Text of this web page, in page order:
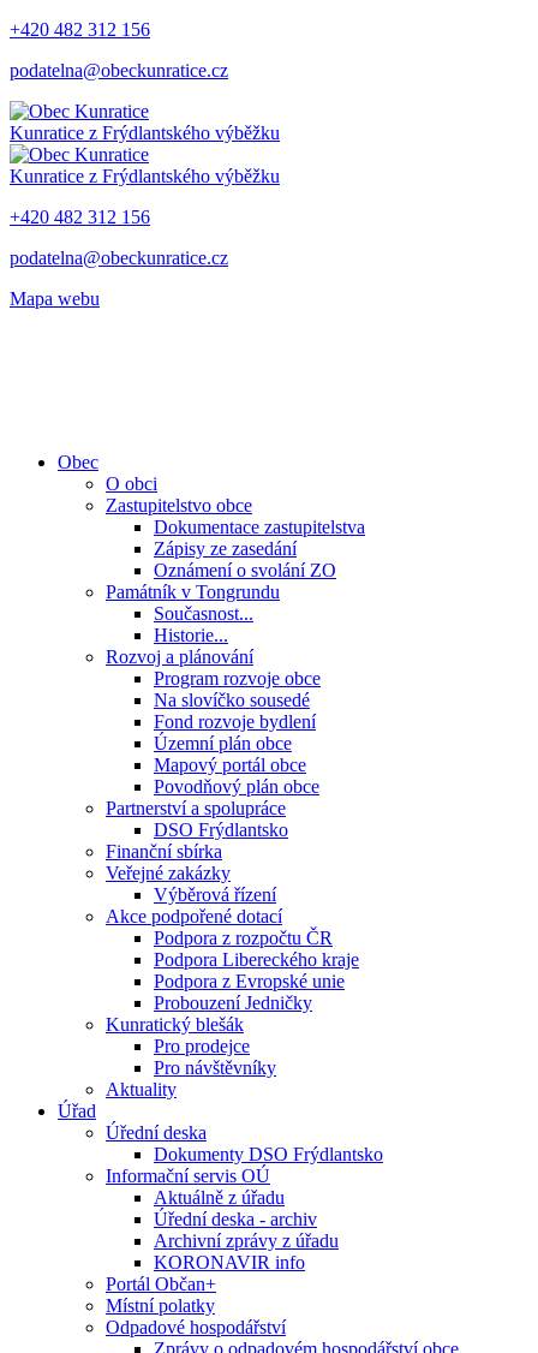
+420 482 312 156
podatelna@obeckunratice.cz
Kunratice z Frýdlantského výběžku
Kunratice z Frýdlantského výběžku
+420 482 312 156
podatelna@obeckunratice.cz
Mapa webu
Obec
O obci
Zastupitelstvo obce
Dokumentace zastupitelstva
Zápisy ze zasedání
Oznámení o svolání ZO
Památník v Tongrundu
Současnost...
Historie...
Rozvoj a plánování
Program rozvoje obce
Na slovíčko sousedé
Fond rozvoje bydlení
Územní plán obce
Mapový portál obce
Povodňový plán obce
Partnerství a spolupráce
DSO Frýdlantsko
Finanční sbírka
Veřejné zakázky
Výběrová řízení
Akce podpořené dotací
Podpora z rozpočtu ČR
Podpora Libereckého kraje
Podpora z Evropské unie
Probouzení Jedničky
Kunratický blešák
Pro prodejce
Pro návštěvníky
Aktuality
Úřad
Úřední deska
Dokumenty DSO Frýdlantsko
Informační servis OÚ
Aktuálně z úřadu
Úřední deska - archiv
Archivní zprávy z úřadu
KORONAVIR info
Portál Občan+
Místní polatky
Odpadové hospodářství
Zprávy o odpadovém hospodářství obce